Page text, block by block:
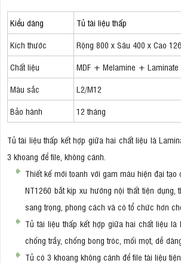
Kiểu dáng
Tủ tài liệu thấp
Kích thước
Rộng 800 x Sâu 400 x Cao
Chất liệu
MDF + Melamine + Laminate
Màu sắc
L2/M12
Bảo hành
12 tháng
Tủ tài liệu thấp kết hợp giữa hai chất liệu là
3 khoang để file, không cánh.
Thiết kế mới toanh với gam màu hiện đại tạo
NT1260 bắt kịp xu hướng nội thất tiện dụng,
sang trọng, phong cách và có tổ chức hơn
Tủ tài liệu thấp kết hợp giữa hai chất liệu là
chống trầy, chống bong tróc, mối mọt, dễ
Tủ có 3 khoang không cánh để file tài liệu